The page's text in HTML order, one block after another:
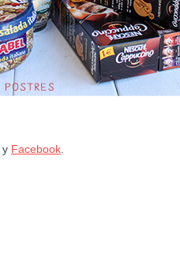
y Facebook.